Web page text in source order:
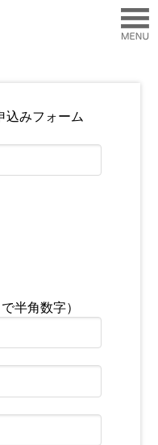
込みフォーム
半角数字）